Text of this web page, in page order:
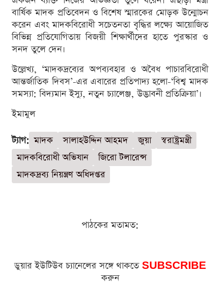
বার্ষিক মাদক প্রতিবেদন ও বিশেষ স্মারকের মোড়ক উন্মোচন
করেন এবং মাদকবিরোধী সচেতনতা বৃদ্ধির লক্ষ্যে আয়োজিত
বিভিন্ন প্রতিযোগিতায় বিজয়ী শিক্ষার্থীদের হাতে পুরস্কার ও
সনদ তুলে দেন।
উল্লেখ্য, ‘মাদকদ্রব্যের অপব্যবহার ও অবৈধ পাচারবিরোধী
আন্তর্জাতিক দিবস’-এর এবারের প্রতিপাদ্য হলো-‘বিশ্ব মাদক
সমস্যা: বিদ্যমান ইস্যু, নতুন চ্যালেঞ্জ, উদ্ভাবনী প্রতিক্রিয়া’।
ইমামুল
ট্যাগ: মাদক সালাহউদ্দিন আহমদ জুয়া
স্বরাষ্ট্রমন্ত্রী
মাদকবিরোধী অভিযান
জিরো টলারেন্স
মাদকদ্রব্য নিয়ন্ত্রণ অধিদপ্তর
পাঠকের মতামত:
ডুয়ার ইউটিউব চ্যানেলের সঙ্গে থাকতে SUBSCRIBE
করুন